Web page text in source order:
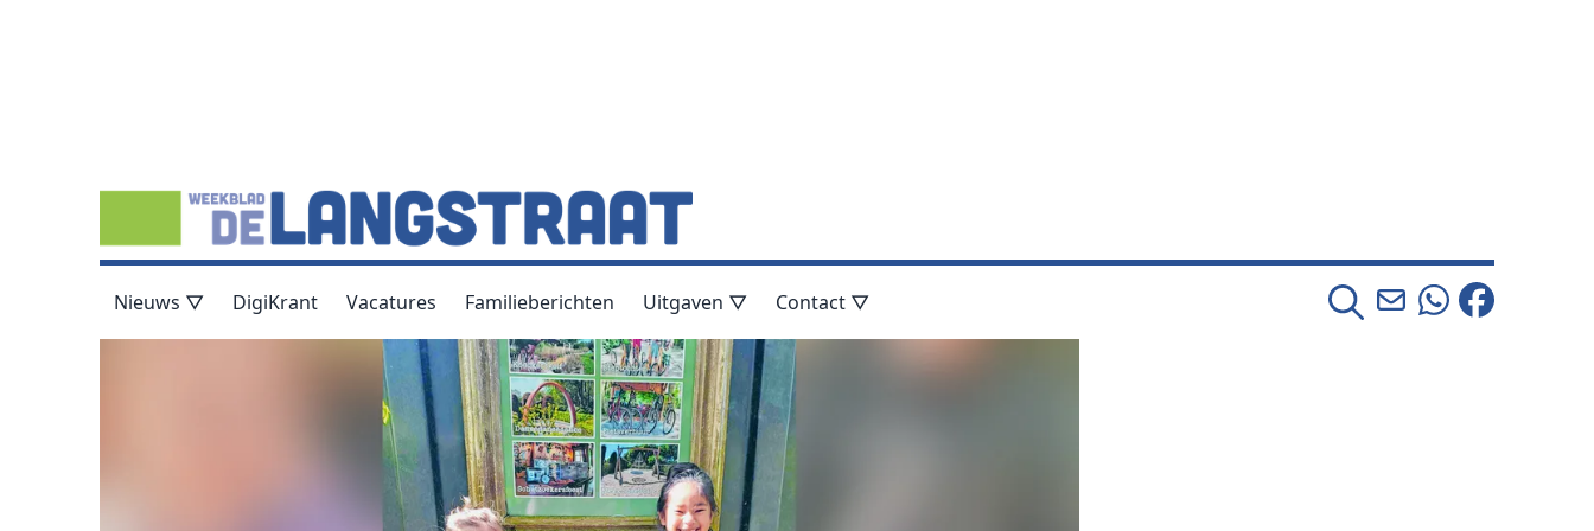
Nieuws ▽ DigiKrant Vacatures Familieberichten Uitgaven ▽ Contact ▽